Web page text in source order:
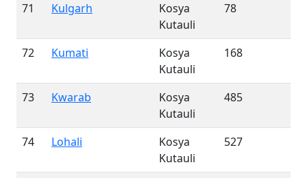
71 Kulgarh
Kosya
Kutauli
78
72 Kumati
Kosya
Kutauli
168
73 Kwarab
Kosya
Kutauli
485
74 Lohali
Kosya
Kutauli
527